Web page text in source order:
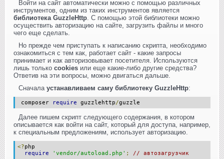
Войти на сайт автоматически можно с помощью различных
инструментов, одним из таких инструментов является
библиотека GuzzleHttp. С помощью этой библиотеки можно
осуществить авторизацию на сайте, загрузить файлы и много
чего еще сделать.
Но прежде чем приступать к написанию скрипта, необходимо
ознакомиться с тем как, работает сайт - какие запросы
принимает и как авторизовывает посетителя. Используются
лишь только cookies или еще какие-либо другие средства?
Ответив на эти вопросы, можно двигаться дальше.
Сначала устанавливаем саму библиотеку GuzzleHttp:
composer require guzzlehttp/guzzle
Далее пишем скрипт следующего содержания, в котором
описывается как войти на сайт, который для доступа, например,
к специальным предложениям, использует авторизацию.
<?php
require
'vendor/autoload.php' ;
// автозагрузчик